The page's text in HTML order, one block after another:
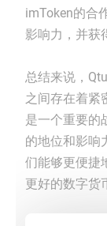
imToken的合
影响力，并获
总结来说，
之间存在着紧
是一个重要的
的地位和影响
们能够更便捷
更好的数字货